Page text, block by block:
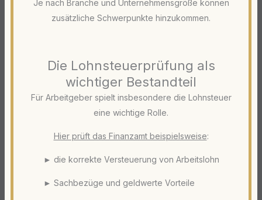
Je nach Branche und Unternehmensgröße können
zusätzliche Schwerpunkte hinzukommen.
Die Lohnsteuerprüfung als
wichtiger Bestandteil
Für Arbeitgeber spielt insbesondere die Lohnsteuer
eine wichtige Rolle.
Hier prüft das Finanzamt beispielsweise:
► die korrekte Versteuerung von Arbeitslohn
► Sachbezüge und geldwerte Vorteile